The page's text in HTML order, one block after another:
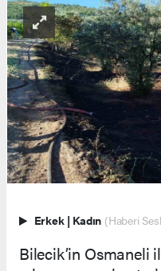
Erkek | Kadın (Haberi
Bilecik’in Osmaneli